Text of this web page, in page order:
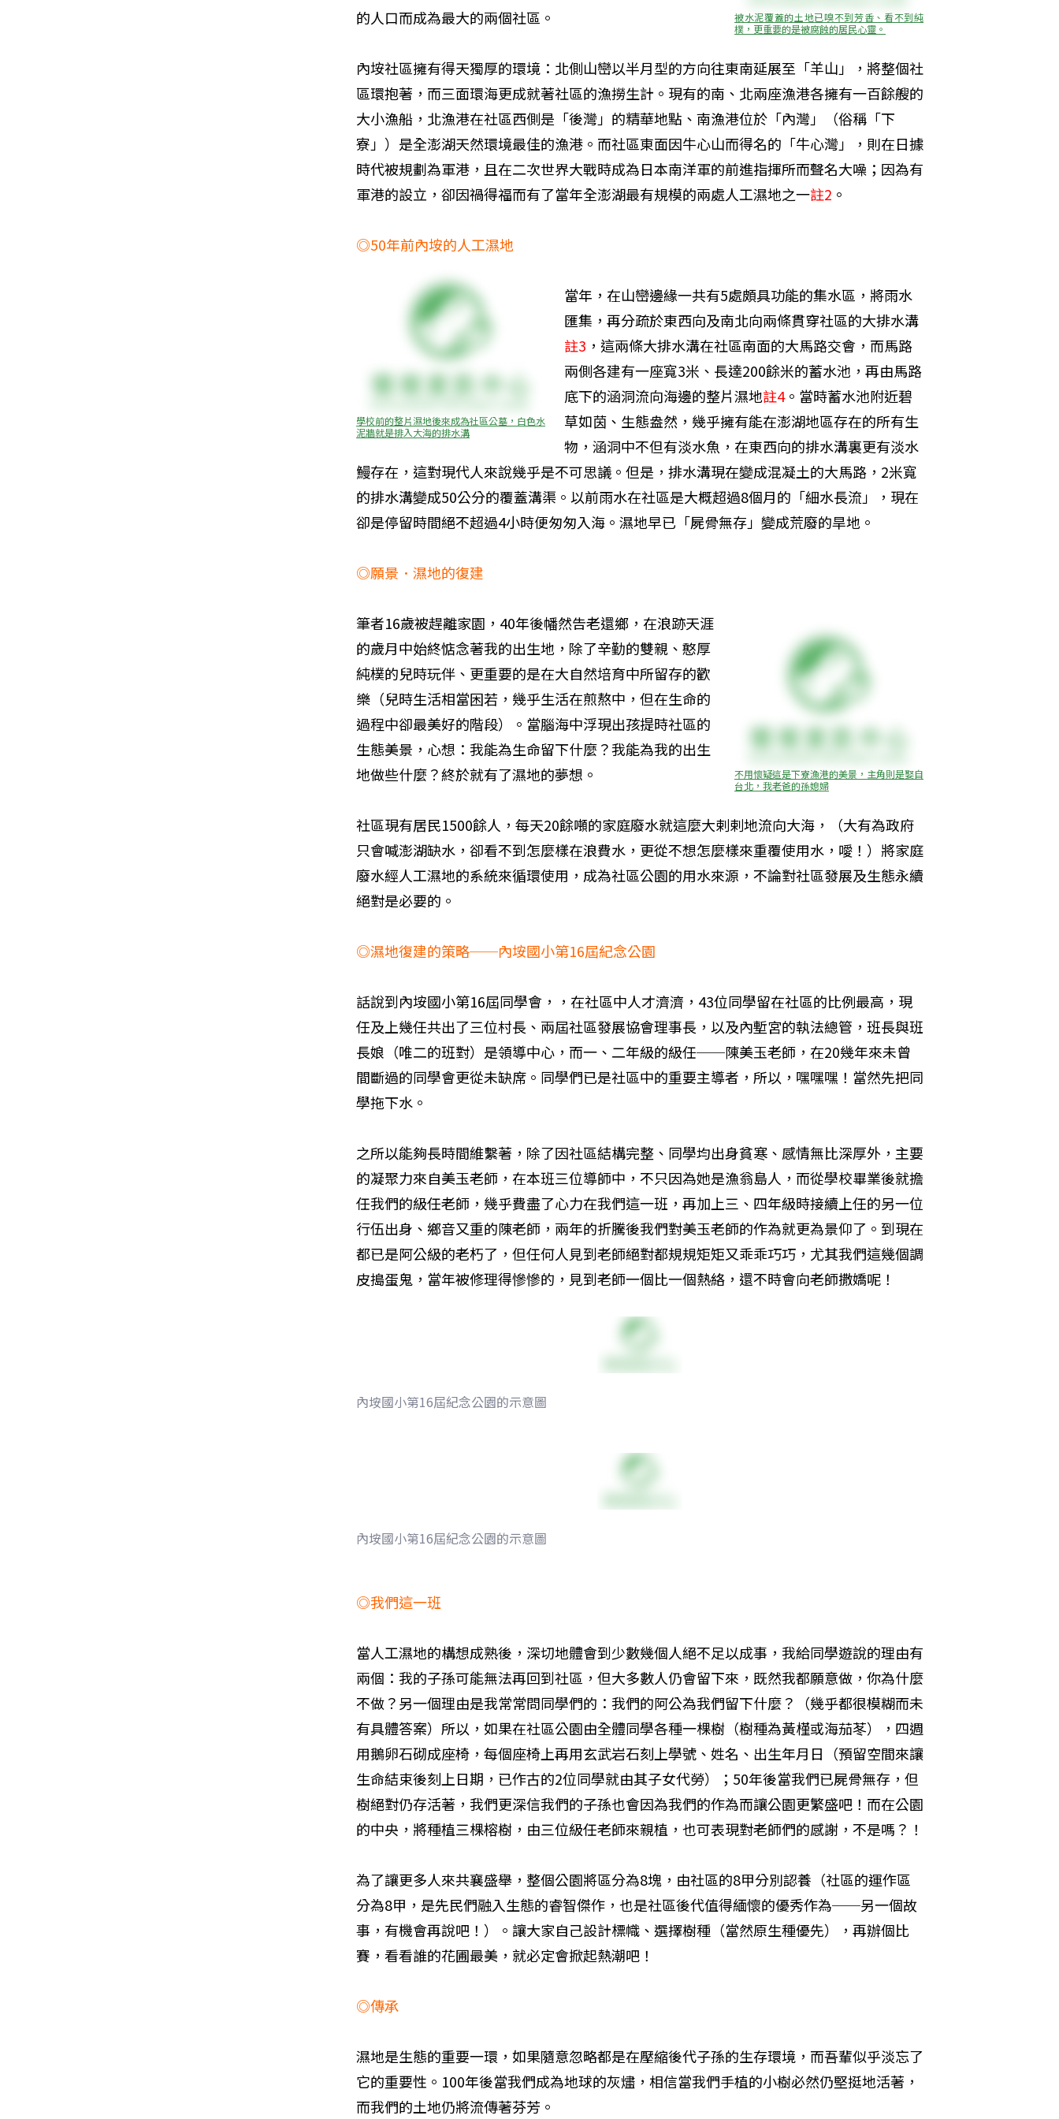
被水泥覆蓋的土地已嗅不到芳香、看不到純
樸，更重要的是被腐蝕的居民心靈。
的人口而成為最大的兩個社區。
內垵社區擁有得天獨厚的環境：北側山巒以半月型的方向往東南延展至「羊山」，將整個社
區環抱著，而三面環海更成就著社區的漁撈生計。現有的南、北兩座漁港各擁有一百餘艘的
大小漁船，北漁港在社區西側是「後灣」的精華地點、南漁港位於「內灣」（俗稱「下
寮」）是全澎湖天然環境最佳的漁港。而社區東面因牛心山而得名的「牛心灣」，則在日據
時代被規劃為軍港，且在二次世界大戰時成為日本南洋軍的前進指揮所而聲名大噪；因為有
軍港的設立，卻因禍得福而有了當年全澎湖最有規模的兩處人工濕地之一註2 。
◎50年前內垵的人工濕地
學校前的整片濕地後來成為社區公墓，白色水
泥牆就是排入大海的排水溝
當年，在山巒邊緣一共有5處頗具功能的集水區，將雨水
匯集，再分疏於東西向及南北向兩條貫穿社區的大排水溝
註3 ，這兩條大排水溝在社區南面的大馬路交會，而馬路
兩側各建有一座寬3米、長達200餘米的蓄水池，再由馬路
底下的涵洞流向海邊的整片濕地註4。當時蓄水池附近碧
草如茵、生態盎然，幾乎擁有能在澎湖地區存在的所有生
物，涵洞中不但有淡水魚，在東西向的排水溝裏更有淡水
鰻存在，這對現代人來說幾乎是不可思議。但是，排水溝現在變成混凝土的大馬路，2米寬
的排水溝變成50公分的覆蓋溝渠。以前雨水在社區是大概超過8個月的「細水長流」，現在
卻是停留時間絕不超過4小時便匆匆入海。濕地早已「屍骨無存」變成荒廢的旱地。
◎願景．濕地的復建
不用懷疑這是下寮漁港的美景，主角則是娶自
台北，我老爸的孫媳婦
筆者16歲被趕離家園，40年後幡然告老還鄉，在浪跡天涯
的歲月中始終惦念著我的出生地，除了辛勤的雙親、憨厚
純樸的兒時玩伴、更重要的是在大自然培育中所留存的歡
樂（兒時生活相當困若，幾乎生活在煎熬中，但在生命的
過程中卻最美好的階段）。當腦海中浮現出孩提時社區的
生態美景，心想：我能為生命留下什麼？我能為我的出生
地做些什麼？終於就有了濕地的夢想。
社區現有居民1500餘人，每天20餘噸的家庭廢水就這麼大剌剌地流向大海，（大有為政府
只會喊澎湖缺水，卻看不到怎麼樣在浪費水，更從不想怎麼樣來重覆使用水，噯！）將家庭
廢水經人工濕地的系統來循環使用，成為社區公園的用水來源，不論對社區發展及生態永續
絕對是必要的。
◎濕地復建的策略──內垵國小第16屆紀念公園
話說到內垵國小第16屆同學會，，在社區中人才濟濟，43位同學留在社區的比例最高，現
任及上幾任共出了三位村長、兩屆社區發展協會理事長，以及內塹宮的執法總管，班長與班
長娘（唯二的班對）是領導中心，而一、二年級的級任──陳美玉老師，在20幾年來未曾
間斷過的同學會更從未缺席。同學們已是社區中的重要主導者，所以，嘿嘿嘿！當然先把同
學拖下水。
之所以能夠長時間維繫著，除了因社區結構完整、同學均出身貧寒、感情無比深厚外，主要
的凝聚力來自美玉老師，在本班三位導師中，不只因為她是漁翁島人，而從學校畢業後就擔
任我們的級任老師，幾乎費盡了心力在我們這一班，再加上三、四年級時接續上任的另一位
行伍出身、鄉音又重的陳老師，兩年的折騰後我們對美玉老師的作為就更為景仰了。到現在
都已是阿公級的老朽了，但任何人見到老師絕對都規規矩矩又乖乖巧巧，尤其我們這幾個調
皮搗蛋鬼，當年被修理得慘慘的，見到老師一個比一個熱絡，還不時會向老師撒嬌呢！
內垵國小第16屆紀念公園的示意圖
內垵國小第16屆紀念公園的示意圖
◎我們這一班
當人工濕地的構想成熟後，深切地體會到少數幾個人絕不足以成事，我給同學遊說的理由有
兩個：我的子孫可能無法再回到社區，但大多數人仍會留下來，既然我都願意做，你為什麼
不做？另一個理由是我常常問同學們的：我們的阿公為我們留下什麼？（幾乎都很模糊而未
有具體答案）所以，如果在社區公園由全體同學各種一棵樹（樹種為黃槿或海茄苳），四週
用鵝卵石砌成座椅，每個座椅上再用玄武岩石刻上學號、姓名、出生年月日（預留空間來讓
生命結束後刻上日期，已作古的2位同學就由其子女代勞）；50年後當我們已屍骨無存，但
樹絕對仍存活著，我們更深信我們的子孫也會因為我們的作為而讓公園更繁盛吧！而在公園
的中央，將種植三棵榕樹，由三位級任老師來親植，也可表現對老師們的感謝，不是嗎？！
為了讓更多人來共襄盛舉，整個公園將區分為8塊，由社區的8甲分別認養（社區的運作區
分為8甲，是先民們融入生態的睿智傑作，也是社區後代值得緬懷的優秀作為──另一個故
事，有機會再說吧！）。讓大家自己設計標幟、選擇樹種（當然原生種優先），再辦個比
賽，看看誰的花圃最美，就必定會掀起熱潮吧！
◎傳承
濕地是生態的重要一環，如果隨意忽略都是在壓縮後代子孫的生存環境，而吾輩似乎淡忘了
它的重要性。100年後當我們成為地球的灰燼，相信當我們手植的小樹必然仍堅挺地活著，
而我們的土地仍將流傳著芬芳。